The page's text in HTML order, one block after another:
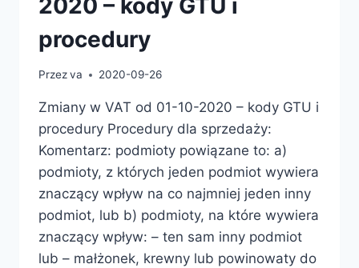
procedury
Przezva 2020-09-26
Zmiany w VAT od 01-10-2020 – kody GTU i
procedury Procedury dla sprzedaży:
Komentarz: podmioty powiązane to: a)
podmioty, z których jeden podmiot wywiera
znaczący wpływ na co najmniej jeden inny
podmiot, lub b) podmioty, na które wywiera
znaczący wpływ: – ten sam inny podmiot
lub – małżonek, krewny lub powinowaty do